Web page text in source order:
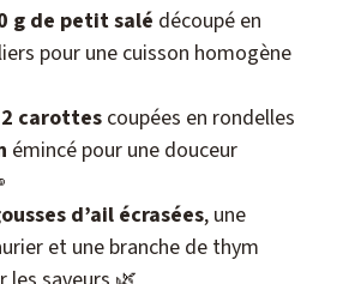
g de petit salé découpé en
pour une cuisson homogène
2 carottes coupées en rondelles
émincé pour une douceur
d’ail écrasées, une
et une branche de thym